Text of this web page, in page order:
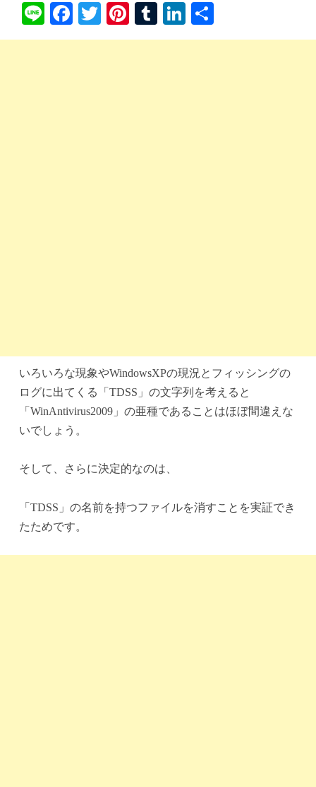
Li
ne
Fa
ce
T
wi
Pi
nt
T
u
Li
nk 有
いろいろな現象やWindowsXPの現況とフィッシングの
ログに出てくる「TDSS」の文字列を考えると
「WinAntivirus2009」の亜種であることはほぼ間違えな
いでしょう。
そして、さらに決定的なのは、
「TDSS」の名前を持つファイルを消すことを実証でき
たためです。